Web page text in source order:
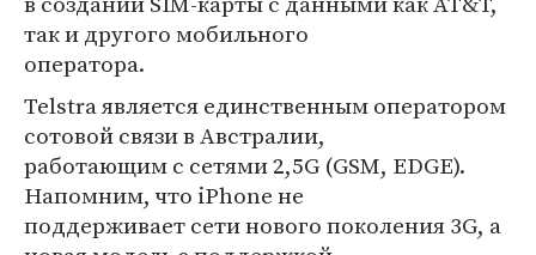
так и другого мобильного
оператора.
Telstra является единственным оператором
сотовой связи в Австралии,
работающим с сетями 2,5G (GSM, EDGE).
Напомним, что iPhone не
поддерживает сети нового поколения 3G, а